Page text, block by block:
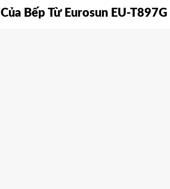
Của Bếp Từ Eurosun EU-T897G